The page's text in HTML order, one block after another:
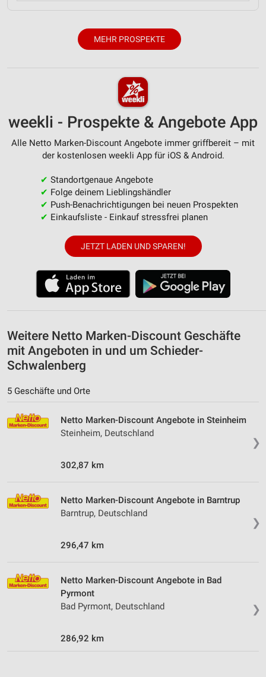
MEHR PROSPEKTE
weekli - Prospekte & Angebote App
Alle Netto Marken-Discount Angebote immer griffbereit – mit
der kostenlosen weekli App für iOS & Android.
✔ Standortgenaue Angebote
✔ Folge deinem Lieblingshändler
✔ Push-Benachrichtigungen bei neuen Prospekten
✔ Einkaufsliste - Einkauf stressfrei planen
JETZT LADEN UND SPAREN!
Weitere Netto Marken-Discount Geschäfte
mit Angeboten in und um Schieder-
Schwalenberg
5 Geschäfte und Orte
❯
Netto Marken-Discount Angebote in Steinheim
Steinheim, Deutschland
302,87 km
❯
Netto Marken-Discount Angebote in Barntrup
Barntrup, Deutschland
296,47 km
❯
Netto Marken-Discount Angebote in Bad
Pyrmont
Bad Pyrmont, Deutschland
286,92 km